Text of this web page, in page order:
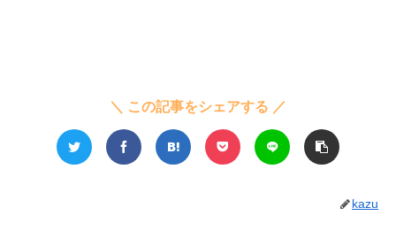
＼ この記事をシェアする ／
kazu